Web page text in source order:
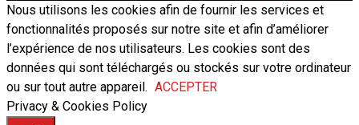
Nous utilisons les cookies afin de fournir les services et
fonctionnalités proposés sur notre site et afin d’améliorer
l’expérience de nos utilisateurs. Les cookies sont des
données qui sont téléchargés ou stockés sur votre ordinateur
ou sur tout autre appareil. ACCEPTER
Privacy & Cookies Policy